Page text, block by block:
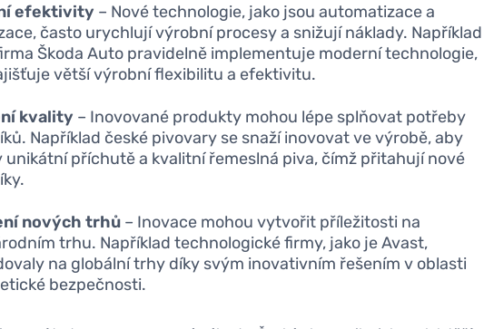
efektivity – Nové technologie, jako jsou automatizace a
často urychlují výrobní procesy a snižují náklady. Například
Škoda Auto pravidelně implementuje moderní technologie,
větší výrobní flexibilitu a efektivitu.
kvality – Inovované produkty mohou lépe splňovat potřeby
Například české pivovary se snaží inovovat ve výrobě, aby
unikátní příchutě a kvalitní řemeslná piva, čímž přitahují nové
nových trhů – Inovace mohou vytvořit příležitosti na
trhu. Například technologické firmy, jako je Avast,
na globální trhy díky svým inovativním řešením v oblasti
bezpečnosti.